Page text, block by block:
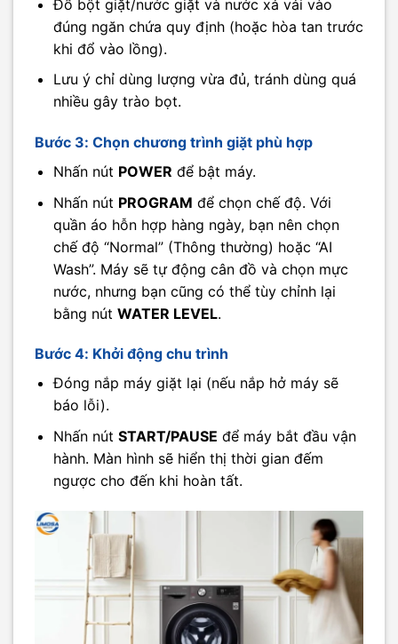
Đổ bột giặt/nước giặt và nước xả vải vào
đúng ngăn chứa quy định (hoặc hòa tan trước
khi đổ vào lồng).
Lưu ý chỉ dùng lượng vừa đủ, tránh dùng quá
nhiều gây trào bọt.
Bước 3: Chọn chương trình giặt phù hợp
Nhấn nút POWER để bật máy.
Nhấn nút PROGRAM để chọn chế độ. Với
quần áo hỗn hợp hàng ngày, bạn nên chọn
chế độ “Normal” (Thông thường) hoặc “AI
Wash”. Máy sẽ tự động cân đồ và chọn mực
nước, nhưng bạn cũng có thể tùy chỉnh lại
bằng nút WATER LEVEL.
Bước 4: Khởi động chu trình
Đóng nắp máy giặt lại (nếu nắp hở máy sẽ
báo lỗi).
Nhấn nút START/PAUSE để máy bắt đầu vận
hành. Màn hình sẽ hiển thị thời gian đếm
ngược cho đến khi hoàn tất.